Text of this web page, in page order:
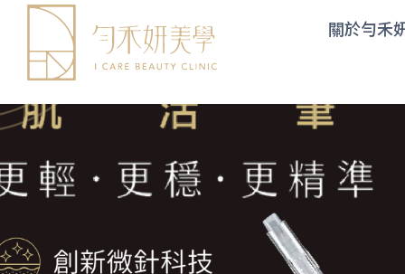
關於勻禾
Cookie管理面板